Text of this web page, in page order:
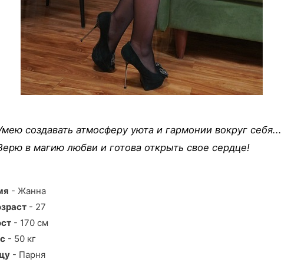
создавать атмосферу уюта и гармонии вокруг себя...
в магию любви и готова открыть свое сердце!
- Жанна
- 27
- 170 см
- 50 кг
- Парня